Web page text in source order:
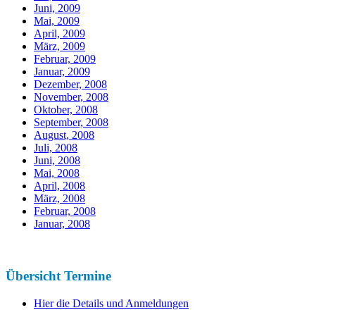
Juni, 2009
Mai, 2009
April, 2009
März, 2009
Februar, 2009
Januar, 2009
Dezember, 2008
November, 2008
Oktober, 2008
September, 2008
August, 2008
Juli, 2008
Juni, 2008
Mai, 2008
April, 2008
März, 2008
Februar, 2008
Januar, 2008
Übersicht Termine
Hier die Details und Anmeldungen